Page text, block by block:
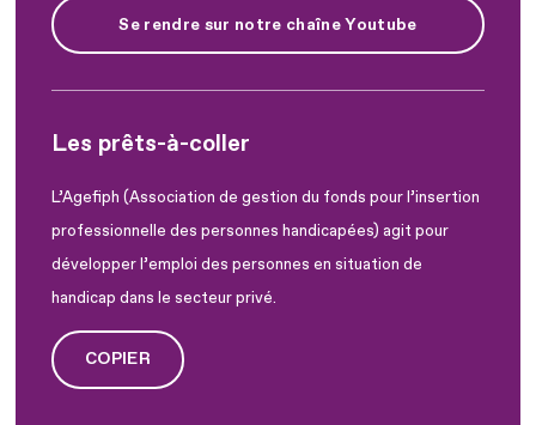
Se rendre sur notre chaîne Youtube
Les prêts-à-coller
L’Agefiph (Association de gestion du fonds pour l’insertion
professionnelle des personnes handicapées) agit pour
développer l’emploi des personnes en situation de
handicap dans le secteur privé.
COPIER